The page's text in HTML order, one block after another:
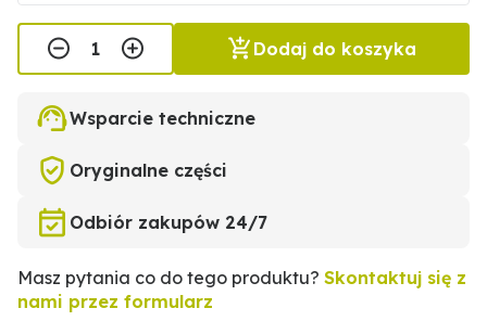
Dodaj do koszyka
Wsparcie techniczne
Oryginalne części
Odbiór zakupów 24/7
Masz pytania co do tego produktu? Skontaktuj się z
nami przez formularz